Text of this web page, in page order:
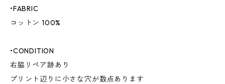
•FABRIC
コットン 100%
•CONDITION
右脇リペア跡あり
プリント辺りに小さな穴が数点あります